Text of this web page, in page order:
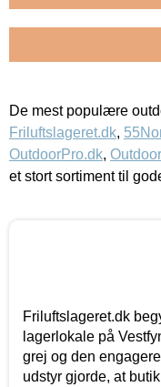
De mest populære
Friluftslageret.dk,
OutdoorPro.dk,
et stort sortiment til
Friluftslageret.dk
lagerlokale på
grej og den
udstyr gjorde, at